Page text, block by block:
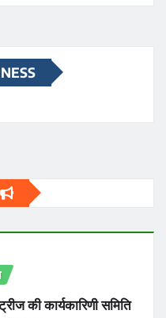
की कार्यकारिणी समिति